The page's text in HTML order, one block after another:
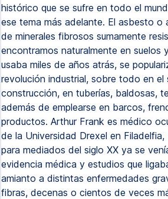
histórico que se sufre en todo el
ese tema más adelante. El asbesto o
de minerales fibrosos sumamente
encontramos naturalmente en suelos
usaba miles de años atrás, se
revolución industrial, sobre todo en el
construcción, en tuberías, baldosas,
además de emplearse en barcos,
productos. Arthur Frank es médico
de la Universidad Drexel en
para mediados del siglo XX ya se
evidencia médica y estudios que
amianto a distintas enfermedades
fibras, decenas o cientos de veces